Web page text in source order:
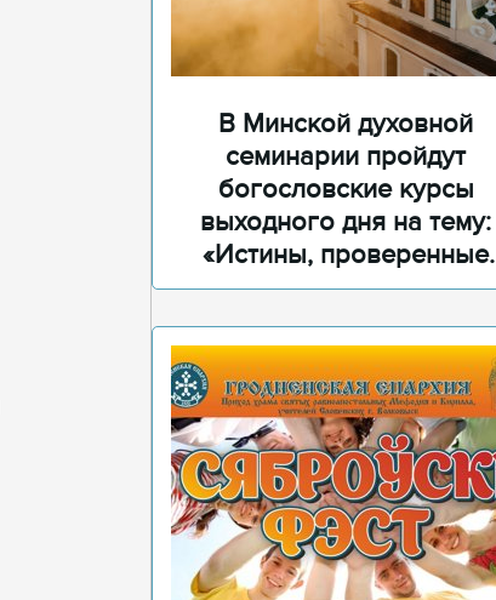
В Минской духовной
семинарии пройдут
богословские курсы
выходного дня на тему:
«Истины, проверенные
временем»